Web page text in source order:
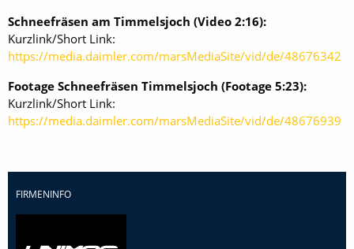
Schneefräsen am Timmelsjoch (Video 2:16):
Kurzlink/Short Link:
https://media.daimler.com/marsMediaSite/vid/de/48676342
Footage Schneefräsen Timmelsjoch (Footage 5:23):
Kurzlink/Short Link:
https://media.daimler.com/marsMediaSite/vid/de/48676939
FIRMENINFO